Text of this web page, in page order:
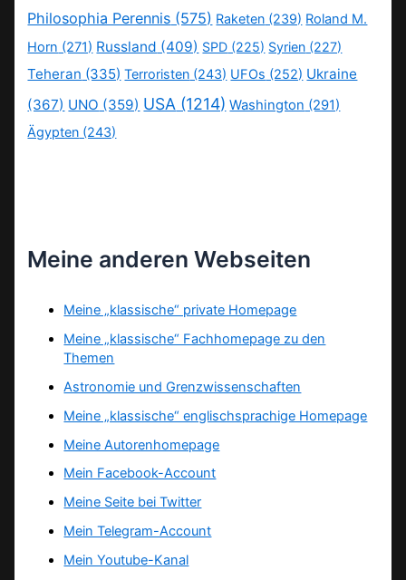
Philosophia Perennis (575) Raketen (239) Roland M.
Horn (271) Russland (409) SPD (225) Syrien (227)
Teheran (335) Terroristen (243) UFOs (252) Ukraine
(367) UNO (359) USA (1214) Washington (291)
Ägypten (243)
Meine anderen Webseiten
Meine „klassische“ private Homepage
Meine „klassische“ Fachhomepage zu den
Themen
Astronomie und Grenzwissenschaften
Meine „klassische“ englischsprachige Homepage
Meine Autorenhomepage
Mein Facebook-Account
Meine Seite bei Twitter
Mein Telegram-Account
Mein Youtube-Kanal